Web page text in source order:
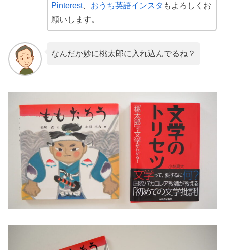
Pinterest、 おうち英語インスタ もよろしくお
願いします。
なんだか妙に桃太郎に入れ込んでるね？